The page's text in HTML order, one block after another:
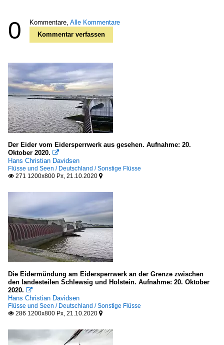
0 Kommentare, Alle Kommentare
Kommentar verfassen
Der Eider vom Eidersperrwerk aus gesehen. Aufnahme: 20.
Oktober 2020. 
Hans Christian Davidsen
Flüsse und Seen / Deutschland / Sonstige Flüsse
 271 1200x800 Px, 21.10.2020 
Die Eidermündung am Eidersperrwerk an der Grenze zwischen
den landesteilen Schlewsig und Holstein. Aufnahme: 20. Oktober
2020. 
Hans Christian Davidsen
Flüsse und Seen / Deutschland / Sonstige Flüsse
 286 1200x800 Px, 21.10.2020 